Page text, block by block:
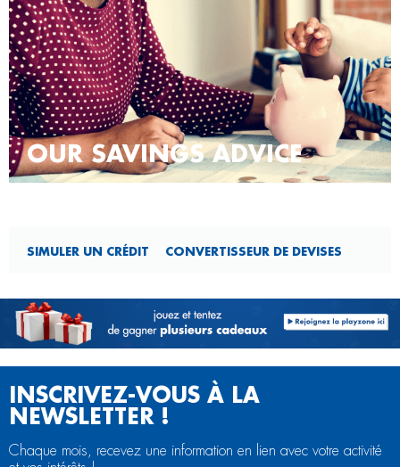
OUR SAVINGS ADVICE
SIMULER UN CRÉDIT CONVERTISSEUR DE DEVISES
INSCRIVEZ-VOUS À LA
NEWSLETTER !
Chaque mois, recevez une information en lien avec votre activité